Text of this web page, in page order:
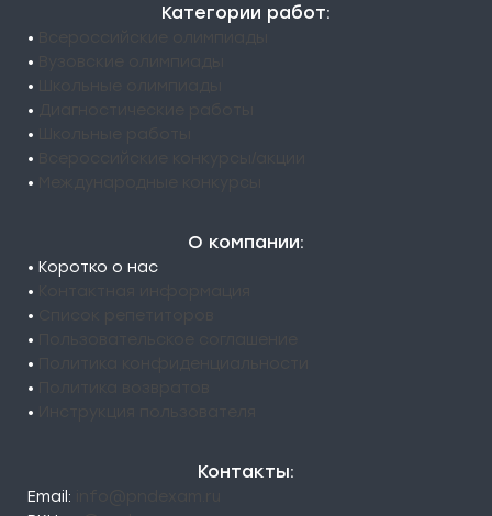
Категории работ:
•
•
•
•
•
•
•
О компании:
• Коротко о нас
•
•
•
•
•
•
Контакты:
Email: